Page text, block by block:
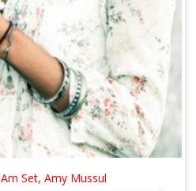
Am Set, Amy Mussul